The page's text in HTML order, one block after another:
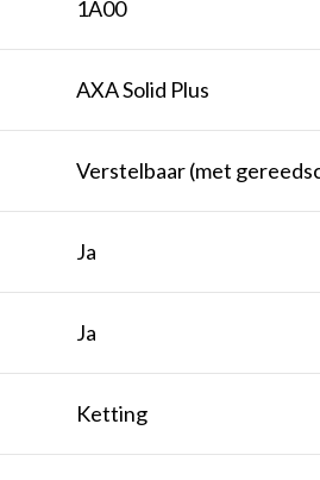
1A00
AXA Solid Plus
Verstelbaar (met
Ja
Ja
Ketting